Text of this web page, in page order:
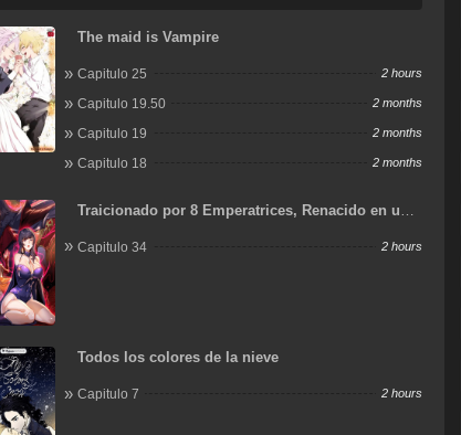
The maid is Vampire
Capitulo 25 2 hours
Capitulo 19.50 2 months
Capitulo 19 2 months
Capitulo 18 2 months
Traicionado por 8 Emperatrices, Renacido en un
Capitulo 34 2 hours
Todos los colores de la nieve
Capitulo 7 2 hours